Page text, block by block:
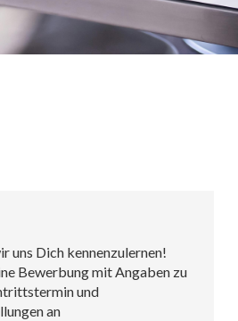
uns Dich kennenzulernen!
Bewerbung mit Angaben zu
und
an